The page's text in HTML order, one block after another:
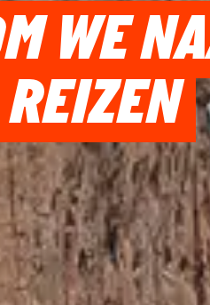
WE
REIZEN